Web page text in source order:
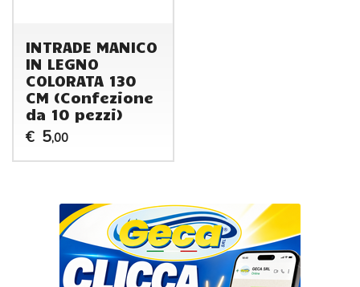
INTRADE MANICO
IN LEGNO
COLORATA 130
CM (Confezione
da 10 pezzi)
€ 5,00